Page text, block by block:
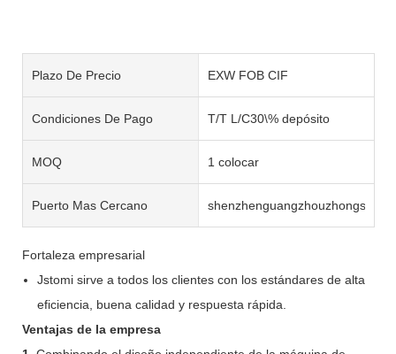
Plazo De Precio EXW FOB CIF
Condiciones De Pago T/T L/C30\% depósito
MOQ 1 colocar
Puerto Mas Cercano shenzhenguangzhouzhongshan
Fortaleza empresarial
Jstomi sirve a todos los clientes con los estándares de alta
eficiencia, buena calidad y respuesta rápida.
Ventajas de la empresa